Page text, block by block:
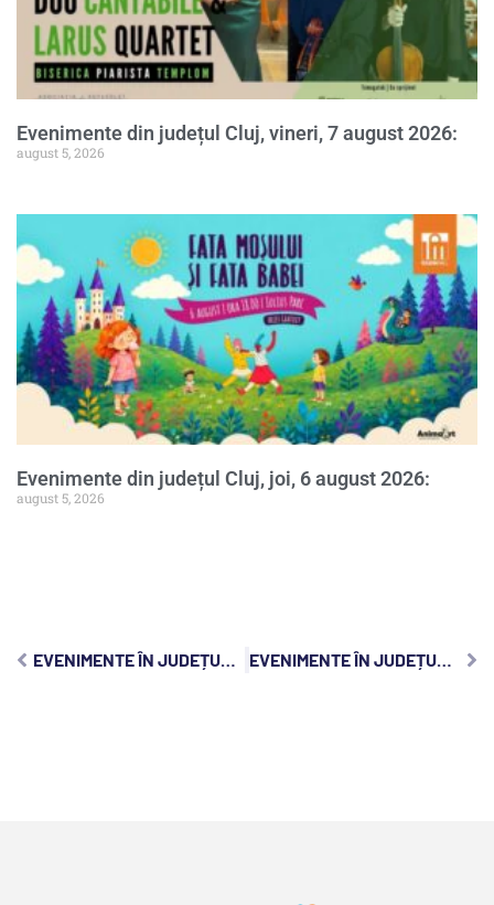
Evenimente din județul Cluj, vineri, 7 august 2026:
august 5, 2026
Evenimente din județul Cluj, joi, 6 august 2026:
august 5, 2026
EVENIMENTE ÎN JUDEȚUL CLUJ, LUNI, 10 IANUARIE 2022 EVENIMENTE ÎN JUDEȚUL CLUJ, MIERCURI, 12 IANUARIE 2022